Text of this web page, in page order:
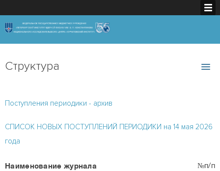
Структура
Поступления периодики - архив
СПИСОК НОВЫХ ПОСТУПЛЕНИЙ ПЕРИОДИКИ на 14 мая 2026
года
№п/п